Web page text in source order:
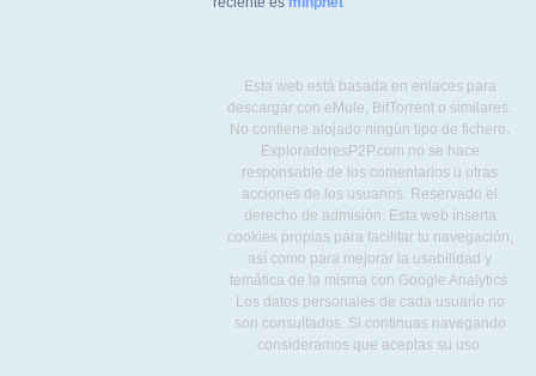
Esta web está basada en enlaces para
descargar con eMule, BitTorrent o similares.
No contiene alojado ningún tipo de fichero.
ExploradoresP2P.com no se hace
responsable de los comentarios u otras
acciones de los usuarios. Reservado el
derecho de admisión. Esta web inserta
cookies propias para facilitar tu navegación,
así como para mejorar la usabilidad y
temática de la misma con Google Analytics.
Los datos personales de cada usuario no
son consultados. Si continuas navegando
consideramos que aceptas su uso.